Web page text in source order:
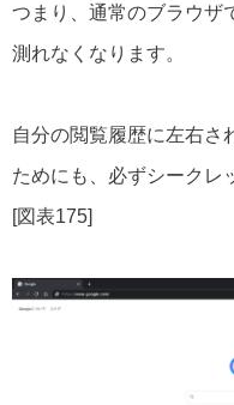
つまり、通常のブラウザ
測れなくなります。
自分の閲覧履歴に左右さ
ためにも、必ずシークレ
[図表175]